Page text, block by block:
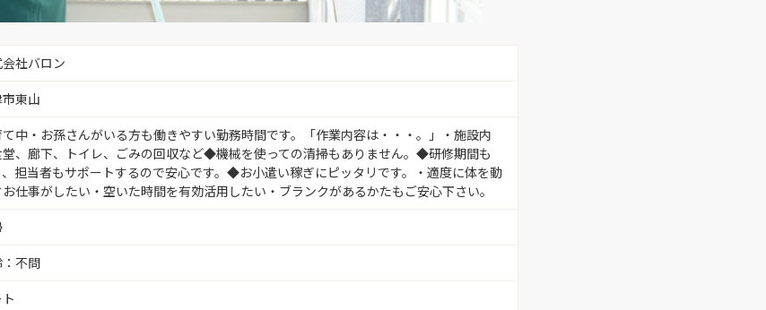
社バロン
東山
て中・お孫さんがいる方も働きやすい勤務時間です。「作業内容は・・・。」・施設内
堂、廊下、トイレ、ごみの回収など◆機械を使っての清掃もありません。◆研修期間も
、担当者もサポートするので安心です。◆お小遣い稼ぎにピッタリです。・適度に体を動
仕事がしたい・空いた時間を有効活用したい・ブランクがあるかたもご安心下さい。
不問